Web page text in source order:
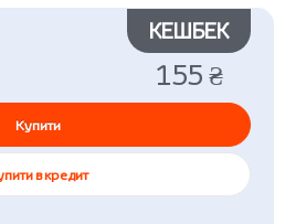
КЕШБЕК
155 ₴
Купити
в кредит